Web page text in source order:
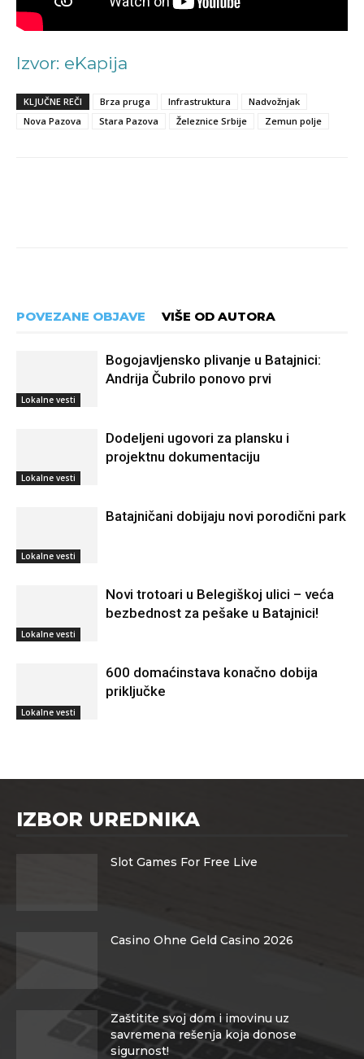
Izvor: eKapija
KLJUČNE REČI Brza pruga Infrastruktura
Nadvožnjak
Nova Pazova
Stara Pazova Železnice Srbije Zemun polje
POVEZANE OBJAVE VIŠE OD AUTORA
Lokalne vesti
Bogojavljensko plivanje u Batajnici:
Andrija Čubrilo ponovo prvi
Lokalne vesti
Dodeljeni ugovori za plansku i
projektnu dokumentaciju
Lokalne vesti
Batajničani dobijaju novi porodični park
Lokalne vesti
Novi trotoari u Belegiškoj ulici – veća
bezbednost za pešake u Batajnici!
Lokalne vesti
600 domaćinstava konačno dobija
priključke
IZBOR UREDNIKA
Slot Games For Free Live
Casino Ohne Geld Casino 2026
Zaštitite svoj dom i imovinu uz
savremena rešenja koja donose
sigurnost!